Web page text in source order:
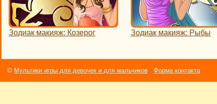
Зодиак макияж: Козерог Зодиак макияж: Рыбы
© Мультики игры для девочек и для мальчиков Форма контакта